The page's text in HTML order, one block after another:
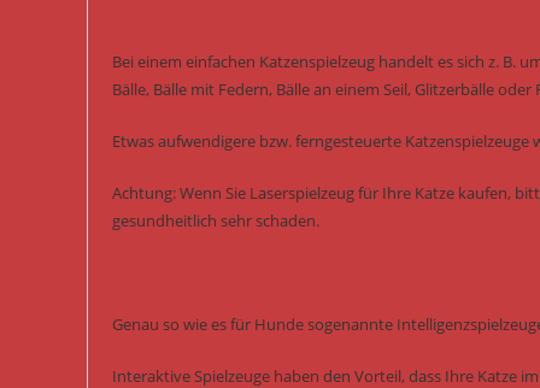
Bei einem einfachen Katzenspielzeug handelt es sich z. B.
Bälle, Bälle mit Federn, Bälle an einem Seil, Glitzerbälle oder
Etwas aufwendigere bzw. ferngesteuerte
Achtung: Wenn Sie Laserspielzeug für Ihre Katze kaufen,
gesundheitlich sehr schaden.
Genau so wie es für Hunde sogenannte
Interaktive Spielzeuge haben den Vorteil, dass Ihre Katze